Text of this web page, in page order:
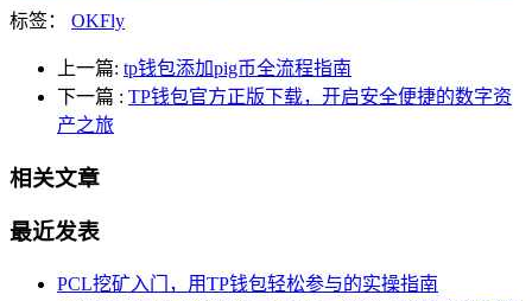
标签： OKFly
上一篇: tp钱包添加pig币全流程指南
下一篇 : TP钱包官方正版下载，开启安全便捷的数字资
产之旅
相关文章
最近发表
PCL挖矿入门，用TP钱包轻松参与的实操指南